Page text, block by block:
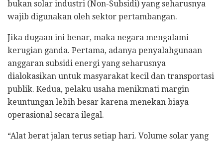
bukan solar industri (Non-Subsidi) yang seharusnya
wajib digunakan oleh sektor pertambangan.
Jika dugaan ini benar, maka negara mengalami
kerugian ganda. Pertama, adanya penyalahgunaan
anggaran subsidi energi yang seharusnya
dialokasikan untuk masyarakat kecil dan transportasi
publik. Kedua, pelaku usaha menikmati margin
keuntungan lebih besar karena menekan biaya
operasional secara ilegal.
“Alat berat jalan terus setiap hari. Volume solar yang